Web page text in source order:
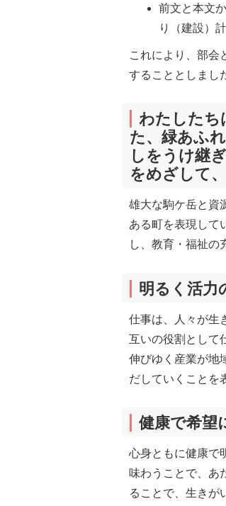
前文と本文
り（建設）
これにより、部会
することとしまし
わたしたち
た、緑あふ
しをうけ継
をめざして
雄大な駒ケ岳と資
ある町を表現して
し、教育・福祉の
明るく活力
仕事は、人々が生
互いの役割として
伸びゆく産業が地
だしていくことを
健康で希望
心身ともに健康で
味わうことで、あ
ることで、生きが